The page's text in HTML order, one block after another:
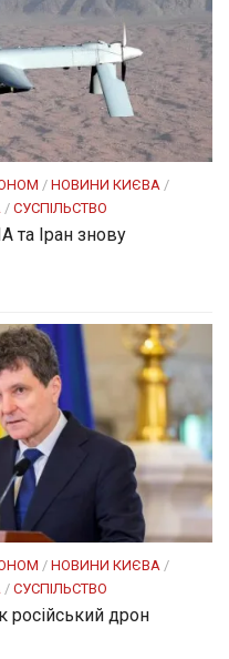
/ НОВИНИ КИЄВА /
/ СУСПІЛЬСТВО
та Іран знову
/ НОВИНИ КИЄВА /
/ СУСПІЛЬСТВО
російський дрон